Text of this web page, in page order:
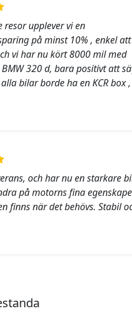
resor upplever vi en
på minst 10% , enkel att
vi har nu kört 8000 mil med
320 d, bara positivt att
bilar borde ha en KCR box ,
och har nu en starkare
på motorns fina
finns när det behövs. Stabil